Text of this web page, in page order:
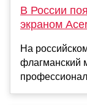
В России
экраном
На
флагманский